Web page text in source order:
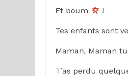
Et boum !
Tes enfants sont
Maman, Maman
T’as perdu